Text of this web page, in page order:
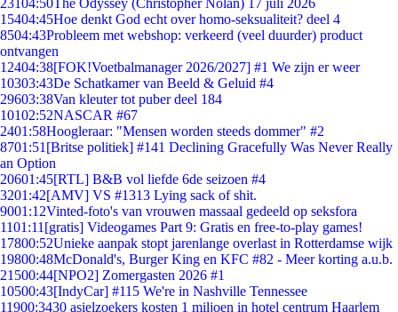
23104:50The Odyssey (Christopher Nolan) 17 juli 2026
15404:45Hoe denkt God echt over homo-seksualiteit? deel 4
8504:43Probleem met webshop: verkeerd (veel duurder) product
ontvangen
12404:38[FOK!Voetbalmanager 2026/2027] #1 We zijn er weer
10303:43De Schatkamer van Beeld & Geluid #4
29603:38Van kleuter tot puber deel 184
10102:52NASCAR #67
2401:58Hoogleraar: "Mensen worden steeds dommer" #2
8701:51 [Britse politiek] #141 Declining Gracefully Was Never Really
an Option
20601:45[RTL] B&B vol liefde 6de seizoen #4
3201:42[AMV] VS #1313 Lying sack of shit.
9001:12Vinted-foto's van vrouwen massaal gedeeld op seksfora
1101:11 [gratis] Videogames Part 9: Gratis en free-to-play games!
17800:52Unieke aanpak stopt jarenlange overlast in Rotterdamse wijk
19800:48McDonald's, Burger King en KFC #82 - Meer korting a.u.b.
21500:44[NPO2] Zomergasten 2026 #1
10500:43[IndyCar] #115 We're in Nashville Tennessee
11900:3430 asielzoekers kosten 1 miljoen in hotel centrum Haarlem